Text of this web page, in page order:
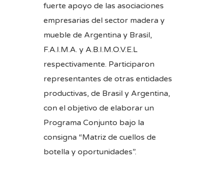
fuerte apoyo de las asociaciones
empresarias del sector madera y
mueble de Argentina y Brasil,
F.A.I.M.A. y A.B.I.M.O.V.E.L
respectivamente. Participaron
representantes de otras entidades
productivas, de Brasil y Argentina,
con el objetivo de elaborar un
Programa Conjunto bajo la
consigna “Matriz de cuellos de
botella y oportunidades”.